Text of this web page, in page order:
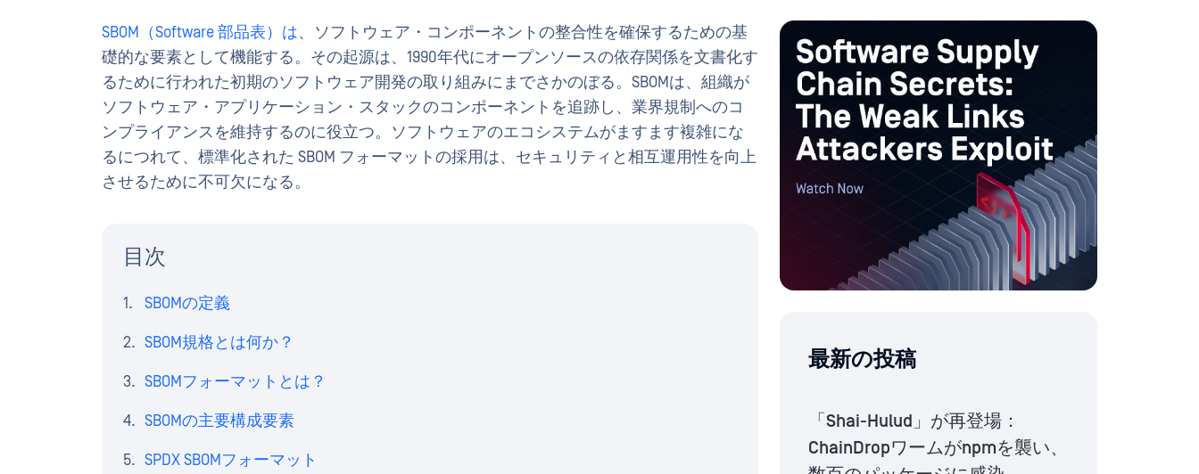
SBOM（Software 部品表）は、ソフトウェア・コンポーネントの整合性を確保するための基
礎的な要素として機能する。その起源は、1990年代にオープンソースの依存関係を文書化す
るために行われた初期のソフトウェア開発の取り組みにまでさかのぼる。SBOMは、組織が
ソフトウェア・アプリケーション・スタックのコンポーネントを追跡し、業界規制へのコ
ンプライアンスを維持するのに役立つ。ソフトウェアのエコシステムがますます複雑にな
るにつれて、標準化された SBOM フォーマットの採用は、セキュリティと相互運用性を向上
させるために不可欠になる。
目次
SBOMの定義
SBOM規格とは何か？
SBOMフォーマットとは？
SBOMの主要構成要素
SPDX SBOMフォーマット
最新の投稿
「Shai-Hulud」が再登場：
ChainDropワームがnpmを襲い、